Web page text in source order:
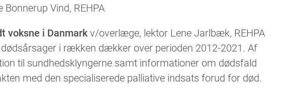
Vind, REHPA
voksne i Danmarkv/overlæge, lektor Lene Jarlbæk, REHPA
i rækken dækker over perioden 2012-2021. Af
til sundhedsklyngerne samt informationer om dødsfald
med den specialiserede palliative indsats forud for død.